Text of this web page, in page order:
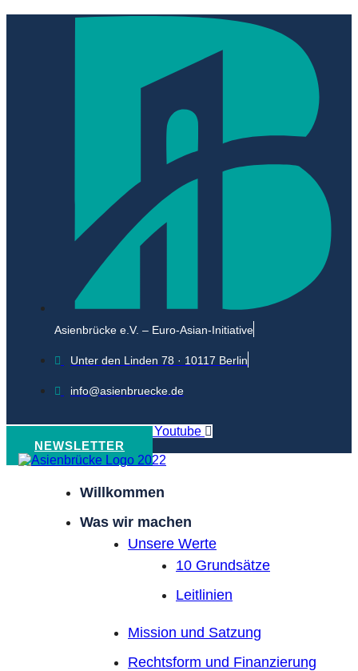
Asienbrücke e.V. – Euro-Asian-Initiative
Unter den Linden 78 · 10117 Berlin
info@asienbruecke.de
Youtube
NEWSLETTER
Willkommen
Was wir machen
Unsere Werte
10 Grundsätze
Leitlinien
Mission und Satzung
Rechtsform und Finanzierung